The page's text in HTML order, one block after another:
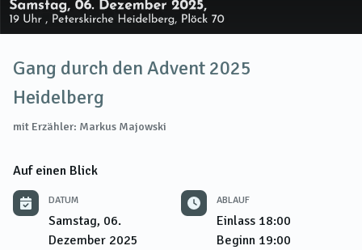
Gang durch den Advent 2025
Heidelberg
mit Erzähler: Markus Majowski
Auf einen Blick
DATUM
Samstag, 06.
Dezember 2025
ABLAUF
Einlass 18:00
Beginn 19:00